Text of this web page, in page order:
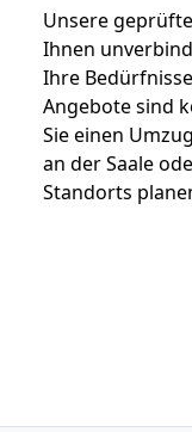
Unsere
Ihnen
Ihre
Angebote sind
Sie einen
an der Saale
Standorts